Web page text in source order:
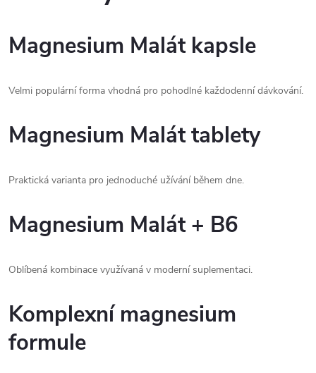
Magnesium Malát kapsle
Velmi populární forma vhodná pro pohodlné každodenní dávkování.
Magnesium Malát tablety
Praktická varianta pro jednoduché užívání během dne.
Magnesium Malát + B6
Oblíbená kombinace využívaná v moderní suplementaci.
Komplexní magnesium
formule